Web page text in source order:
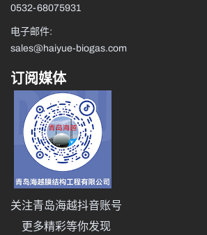
0532-68075931
电子邮件:
sales@haiyue-biogas.com
订阅媒体
关注青岛海越抖音账号
更多精彩等你发现